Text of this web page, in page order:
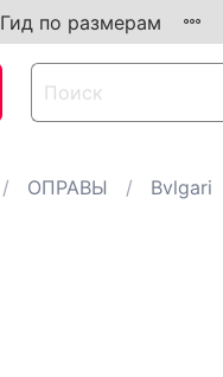
Гид по размерам
ОПРАВЫ Bvlgari